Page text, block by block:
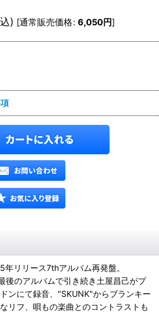
) [通常販売価格: 6,050円]
リリース7thアルバム再発盤。
後のアルバムで引き続き土屋昌己がプ
ンにて録音、"SKUNK"からブランキー
リフ、唄もの楽曲とのコントラストも